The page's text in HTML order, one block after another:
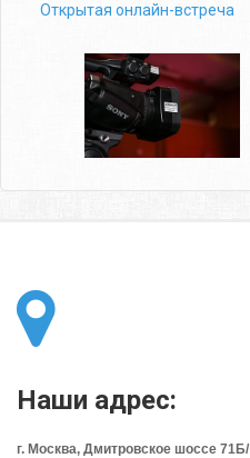
Открытая онлайн-встреча
Наши адрес:
г. Москва, Дмитровское шоссе